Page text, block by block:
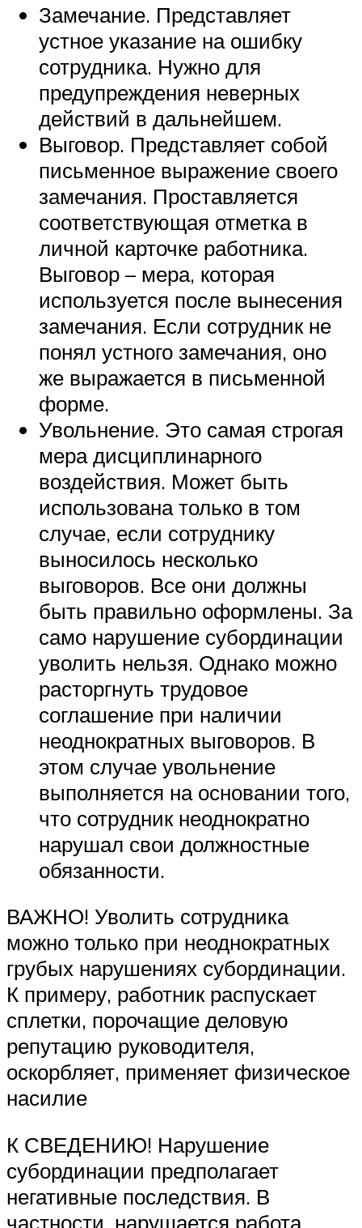
Замечание. Представляет
устное указание на ошибку
сотрудника. Нужно для
предупреждения неверных
действий в дальнейшем.
Выговор. Представляет собой
письменное выражение своего
замечания. Проставляется
соответствующая отметка в
личной карточке работника.
Выговор – мера, которая
используется после вынесения
замечания. Если сотрудник не
понял устного замечания, оно
же выражается в письменной
форме.
Увольнение. Это самая строгая
мера дисциплинарного
воздействия. Может быть
использована только в том
случае, если сотруднику
выносилось несколько
выговоров. Все они должны
быть правильно оформлены. За
само нарушение субординации
уволить нельзя. Однако можно
расторгнуть трудовое
соглашение при наличии
неоднократных выговоров. В
этом случае увольнение
выполняется на основании того,
что сотрудник неоднократно
нарушал свои должностные
обязанности.
ВАЖНО! Уволить сотрудника
можно только при неоднократных
грубых нарушениях субординации.
К примеру, работник распускает
сплетки, порочащие деловую
репутацию руководителя,
оскорбляет, применяет физическое
насилие
К СВЕДЕНИЮ! Нарушение
субординации предполагает
негативные последствия. В
частности, нарушается работа